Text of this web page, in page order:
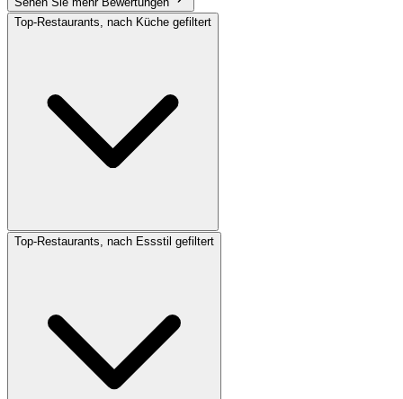
Top-Restaurants, nach Küche gefiltert
Top-Restaurants, nach Essstil gefiltert